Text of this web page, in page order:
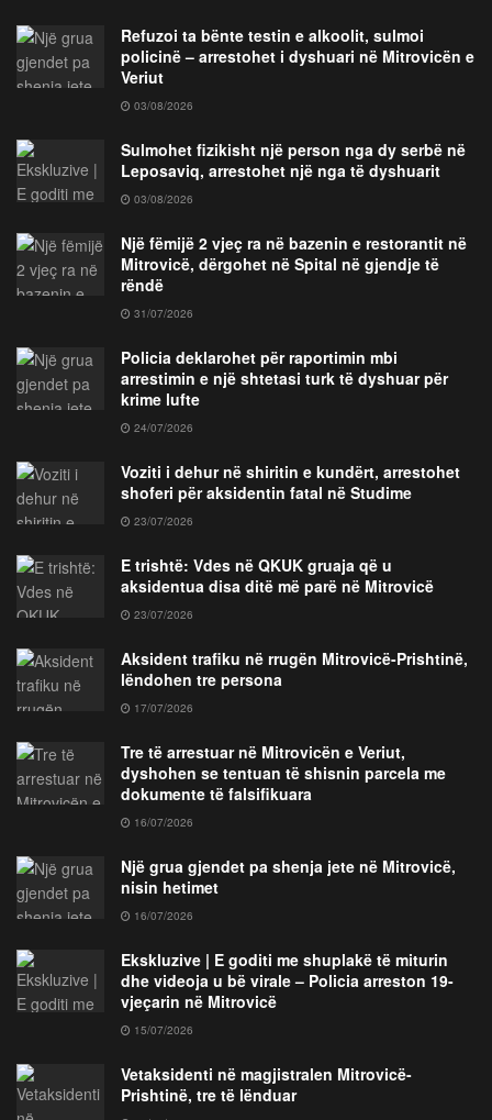
Refuzoi ta bënte testin e alkoolit, sulmoi
policinë – arrestohet i dyshuari në Mitrovicën e
Veriut
03/08/2026
Sulmohet fizikisht një person nga dy serbë në
Leposaviq, arrestohet një nga të dyshuarit
03/08/2026
Një fëmijë 2 vjeç ra në bazenin e restorantit në
Mitrovicë, dërgohet në Spital në gjendje të
rëndë
31/07/2026
Policia deklarohet për raportimin mbi
arrestimin e një shtetasi turk të dyshuar për
krime lufte
24/07/2026
Voziti i dehur në shiritin e kundërt, arrestohet
shoferi për aksidentin fatal në Studime
23/07/2026
E trishtë: Vdes në QKUK gruaja që u
aksidentua disa ditë më parë në Mitrovicë
23/07/2026
Aksident trafiku në rrugën Mitrovicë-Prishtinë,
lëndohen tre persona
17/07/2026
Tre të arrestuar në Mitrovicën e Veriut,
dyshohen se tentuan të shisnin parcela me
dokumente të falsifikuara
16/07/2026
Një grua gjendet pa shenja jete në Mitrovicë,
nisin hetimet
16/07/2026
Ekskluzive | E goditi me shuplakë të miturin
dhe videoja u bë virale – Policia arreston 19-
vjeçarin në Mitrovicë
15/07/2026
Vetaksidenti në magjistralen Mitrovicë-
Prishtinë, tre të lënduar